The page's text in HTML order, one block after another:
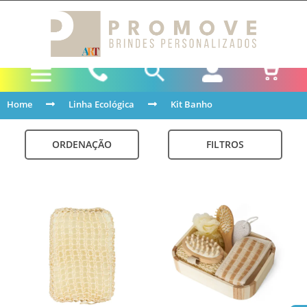
Home Linha Ecológica Kit Banho
ORDENAÇÃO FILTROS